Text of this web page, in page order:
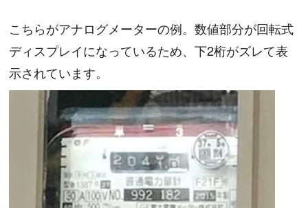
こちらがアナログメーターの例。数値部分が回転式
ディスプレイになっているため、下2桁がズレて表
示されています。